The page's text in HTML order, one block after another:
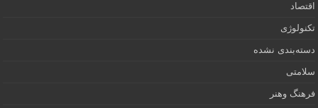
اقتصاد
تکنولوژی
دسته‌بندی نشده
سلامتی
فرهنگ وهنر